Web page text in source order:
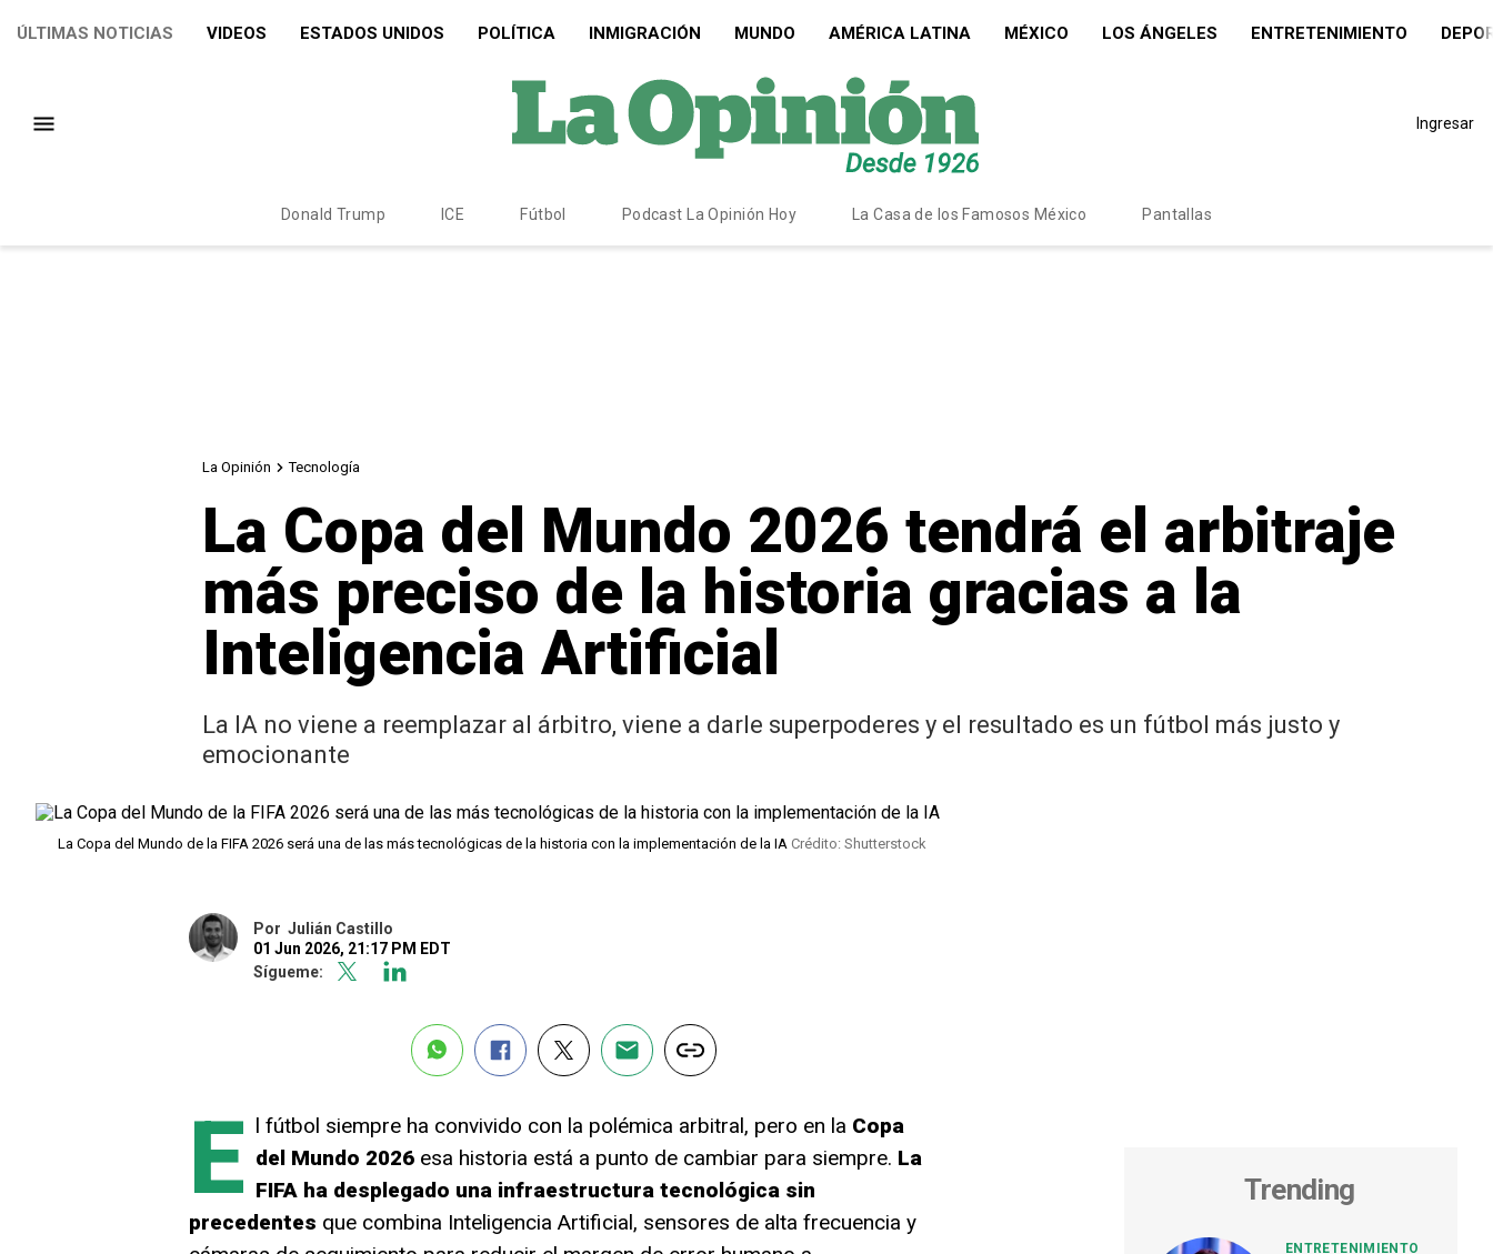
ÚLTIMAS NOTICIAS VIDEOS ESTADOS UNIDOS POLÍTICA INMIGRACIÓN MUNDO AMÉRICA LATINA MÉXICO LOS ÁNGELES ENTRETENIMIENTO
Ingresar
Donald Trump ICE Fútbol Podcast La Opinión Hoy La Casa de los Famosos México Pantallas
La Opinión Tecnología
La Copa del Mundo 2026 tendrá el arbitraje
más preciso de la historia gracias a la
Inteligencia Artificial
La IA no viene a reemplazar al árbitro, viene a darle superpoderes y el resultado es un fútbol más justo y
emocionante
La Copa del Mundo de la FIFA 2026 será una de las más tecnológicas de la historia con la implementación de la IA Crédito: Shutterstock
Por Julián Castillo
01 Jun 2026, 21:17 PM EDT
Sígueme:
E l fútbol siempre ha convivido con la polémica arbitral, pero en la Copa
del Mundo 2026 esa historia está a punto de cambiar para siempre. La
FIFA ha desplegado una infraestructura tecnológica sin
precedentes que combina Inteligencia Artificial, sensores de alta frecuencia y
Trending
ENTRETENIMIENTO